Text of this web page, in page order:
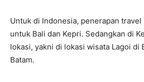
Untuk di Indonesia, penerapan
untuk Bali dan Kepri. Sedangkan di
lokasi, yakni di lokasi wisata Lagoi di
Batam.